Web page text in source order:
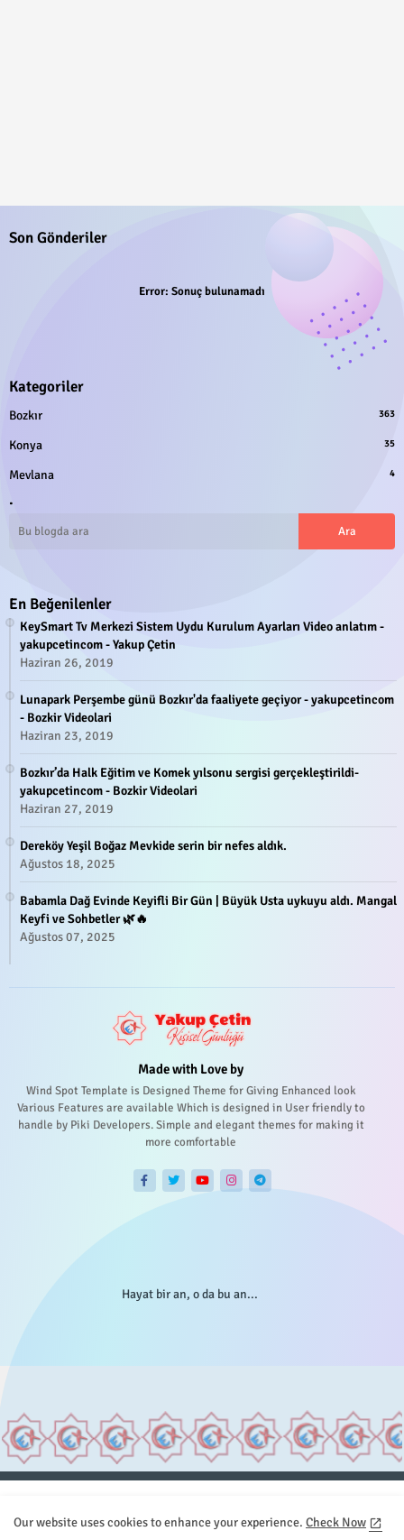
Son Gönderiler
Error: Sonuç bulunamadı
Kategoriler
Bozkır 363
Konya 35
Mevlana 4
.
En Beğenilenler
KeySmart Tv Merkezi Sistem Uydu Kurulum Ayarları Video anlatım -
yakupcetincom - Yakup Çetin
Haziran 26, 2019
Lunapark Perşembe günü Bozkır'da faaliyete geçiyor - yakupcetincom
- Bozkir Videolari
Haziran 23, 2019
Bozkır’da Halk Eğitim ve Komek yılsonu sergisi gerçekleştirildi-
yakupcetincom - Bozkir Videolari
Haziran 27, 2019
Dereköy Yeşil Boğaz Mevkide serin bir nefes aldık.
Ağustos 18, 2025
Babamla Dağ Evinde Keyifli Bir Gün | Büyük Usta uykuyu aldı. Mangal
Keyfi ve Sohbetler 🌿🔥
Ağustos 07, 2025
Made with Love by
Wind Spot Template is Designed Theme for Giving Enhanced look
Various Features are available Which is designed in User friendly to
handle by Piki Developers. Simple and elegant themes for making it
more comfortable
Hayat bir an, o da bu an...
Sitemap
İletişim
Our website uses cookies to enhance your experience. Check Now